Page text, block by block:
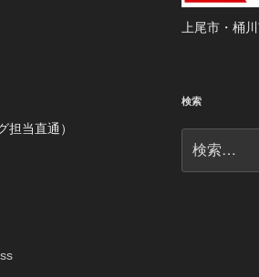
当直通）
上尾市・桶
検索
索: